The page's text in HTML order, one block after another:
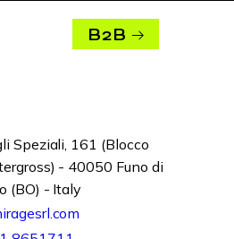
B2B
Speziali, 161 (Blocco
- 40050 Funo di
(BO) - Italy